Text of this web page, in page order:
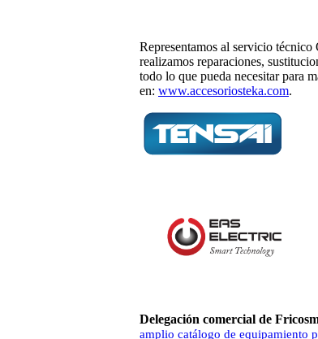
Representamos al servicio técnico
realizamos reparaciones,
todo lo que pueda necesitar para
en: www.accesoriosteka.com.
Delegación comercial de
amplio catálogo de equipamiento